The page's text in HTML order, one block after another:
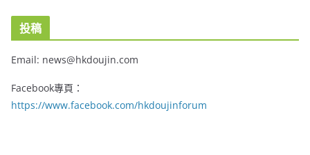
投稿
Email: news@hkdoujin.com
Facebook專頁：
https://www.facebook.com/hkdoujinforum